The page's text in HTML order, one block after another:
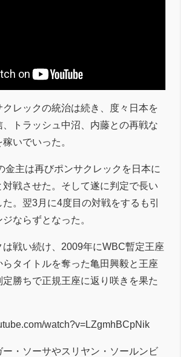
クレックの統治は続き、度々日本を
トラッシュ中沼、内藤との再戦な
いでいった。
金主は再びポンサクレックを日本に
戦させた。そして遂に判定で長い
。翌3月に4度目の対戦をするも引
ならずとなった。
は戦い続け、2009年にWBC暫定王座
らタイトルを奪った亀田興毅と王座
勝ちで正規王座に返り咲きを果た
watch?v=LZgmhBCpNik
ー・ソーサやスリヤン・ソールンビ